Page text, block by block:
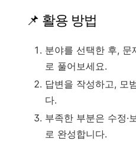
📌 활용 방법
분야를 선택한 후, 문
로 풀어보세요.
답변을 작성하고, 모
다.
부족한 부분은 수정·
로 완성합니다.